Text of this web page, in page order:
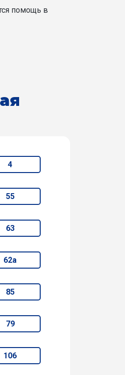
помощь в
4
55
63
62а
85
79
106